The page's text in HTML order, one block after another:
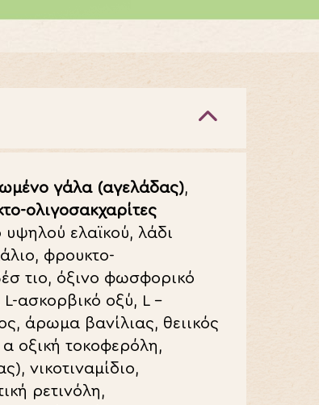
γάλα (αγελάδας),
ολιγοσακχαρίτες
υψηλού ελαϊκού, λάδι
φρουκτο-
τιο, όξινο φωσφορικό
L-ασκορβικό οξύ, L–
άρωμα βανίλιας, θειικός
α οξική τοκοφερόλη,
νικοτιναμίδιο,
ρετινόλη,